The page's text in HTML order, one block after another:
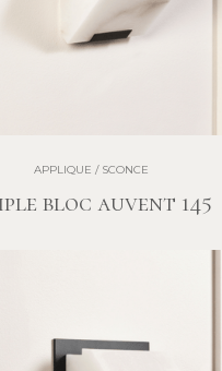
APPLIQUE / SCONCE
bloc auvent 145